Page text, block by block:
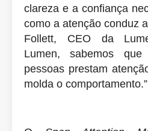
clareza e a confiança
como a atenção conduz
Follett, CEO da
Lumen, sabemos
pessoas prestam
molda o comportamento.”